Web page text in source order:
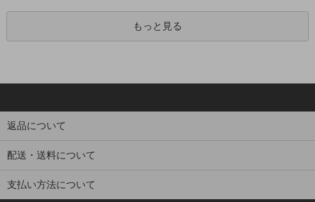
もっと見る
返品について
配送・送料について
支払い方法について